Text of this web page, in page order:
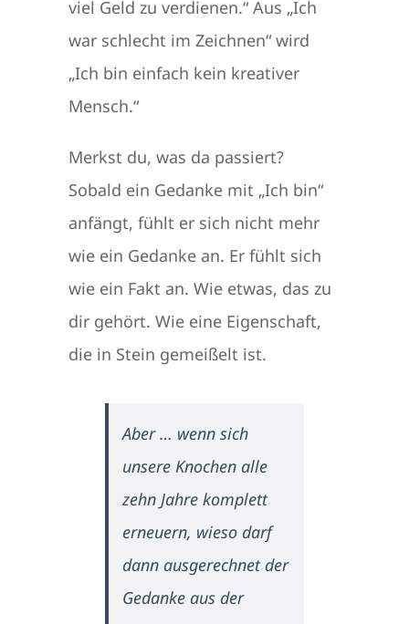
viel Geld zu verdienen.“ Aus „Ich
war schlecht im Zeichnen“ wird
„Ich bin einfach kein kreativer
Mensch.“
Merkst du, was da passiert?
Sobald ein Gedanke mit „Ich bin“
anfängt, fühlt er sich nicht mehr
wie ein Gedanke an. Er fühlt sich
wie ein Fakt an. Wie etwas, das zu
dir gehört. Wie eine Eigenschaft,
die in Stein gemeißelt ist.
Aber … wenn sich
unsere Knochen alle
zehn Jahre komplett
erneuern, wieso darf
dann ausgerechnet der
Gedanke aus der